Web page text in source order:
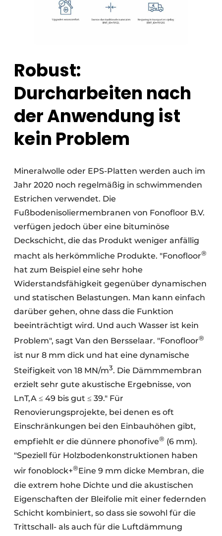
Robust:
Durcharbeiten nach
der Anwendung ist
kein Problem
Mineralwolle oder EPS-Platten werden auch im
Jahr 2020 noch regelmäßig in schwimmenden
Estrichen verwendet. Die
Fußbodenisoliermembranen von Fonofloor B.V.
verfügen jedoch über eine bituminöse
Deckschicht, die das Produkt weniger anfällig
macht als herkömmliche Produkte. "Fonofloor®
hat zum Beispiel eine sehr hohe
Widerstandsfähigkeit gegenüber dynamischen
und statischen Belastungen. Man kann einfach
darüber gehen, ohne dass die Funktion
beeinträchtigt wird. Und auch Wasser ist kein
Problem", sagt Van den Bersselaar. "Fonofloor®
ist nur 8 mm dick und hat eine dynamische
Steifigkeit von 18 MN/m3. Die Dämmmembran
erzielt sehr gute akustische Ergebnisse, von
LnT,A ≤ 49 bis gut ≤ 39." Für
Renovierungsprojekte, bei denen es oft
Einschränkungen bei den Einbauhöhen gibt,
empfiehlt er die dünnere phonofive® (6 mm).
"Speziell für Holzbodenkonstruktionen haben
wir fonoblock+®Eine 9 mm dicke Membran, die
die extrem hohe Dichte und die akustischen
Eigenschaften der Bleifolie mit einer federnden
Schicht kombiniert, so dass sie sowohl für die
Trittschall- als auch für die Luftdämmung